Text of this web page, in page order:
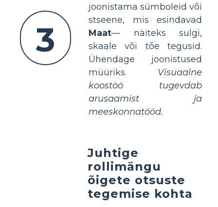
3
joonistama sümboleid või
stseene, mis esindavad
Maat— näiteks sulgi,
skaale või tõe tegusid.
Ühendage joonistused
müüriks. Visuaalne
koostöö tugevdab
arusaamist ja
meeskonnatööd.
Juhtige
rollimängu
õigete otsuste
tegemise kohta